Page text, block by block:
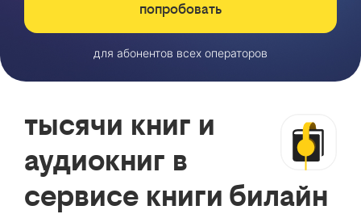
попробовать
для абонентов всех операторов
тысячи книг и
аудиокниг в
сервисе книги билайн